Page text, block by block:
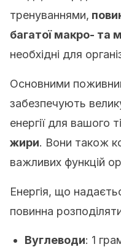
тренуваннями,
багатої макро- та
необхідні для
Основними
забезпечують
енергії для вашого
жири. Вони також
важливих функцій
Енергія, що
повинна
Вуглеводи: 1